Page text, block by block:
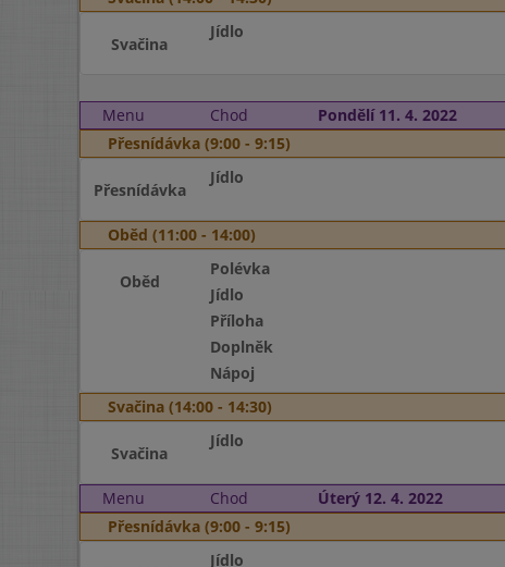
Svačina
Jídlo
Menu
Chod Pondělí 11. 4. 2022
Přesnídávka (9:00 - 9:15)
Přesnídávka
Jídlo
Oběd (11:00 - 14:00)
Oběd
Polévka
Jídlo
Příloha
Doplněk
Nápoj
Svačina (14:00 - 14:30)
Svačina
Jídlo
Menu Chod Úterý 12. 4. 2022
Přesnídávka (9:00 - 9:15)
Jídlo